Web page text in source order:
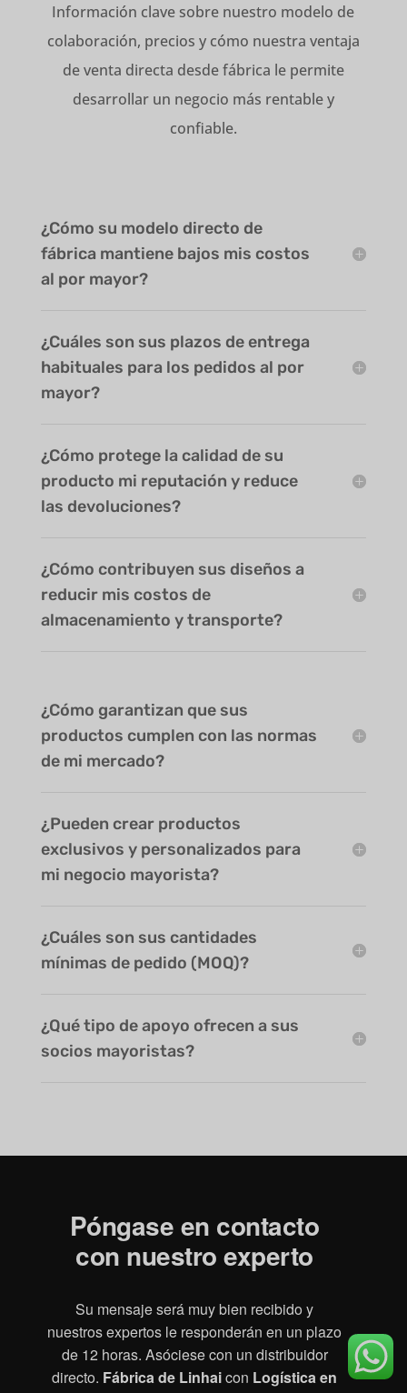
Información clave sobre nuestro modelo de
colaboración, precios y cómo nuestra ventaja
de venta directa desde fábrica le permite
desarrollar un negocio más rentable y
confiable.
¿Cómo su modelo directo de
fábrica mantiene bajos mis costos
al por mayor?
¿Cuáles son sus plazos de entrega
habituales para los pedidos al por
mayor?
¿Cómo protege la calidad de su
producto mi reputación y reduce
las devoluciones?
¿Cómo contribuyen sus diseños a
reducir mis costos de
almacenamiento y transporte?
¿Cómo garantizan que sus
productos cumplen con las normas
de mi mercado?
¿Pueden crear productos
exclusivos y personalizados para
mi negocio mayorista?
¿Cuáles son sus cantidades
mínimas de pedido (MOQ)?
¿Qué tipo de apoyo ofrecen a sus
socios mayoristas?
Póngase en contacto
con nuestro experto
Su mensaje será muy bien recibido y
nuestros expertos le responderán en un plazo
de 12 horas. Asóciese con un distribuidor
directo. Fábrica de Linhaicon Logística en